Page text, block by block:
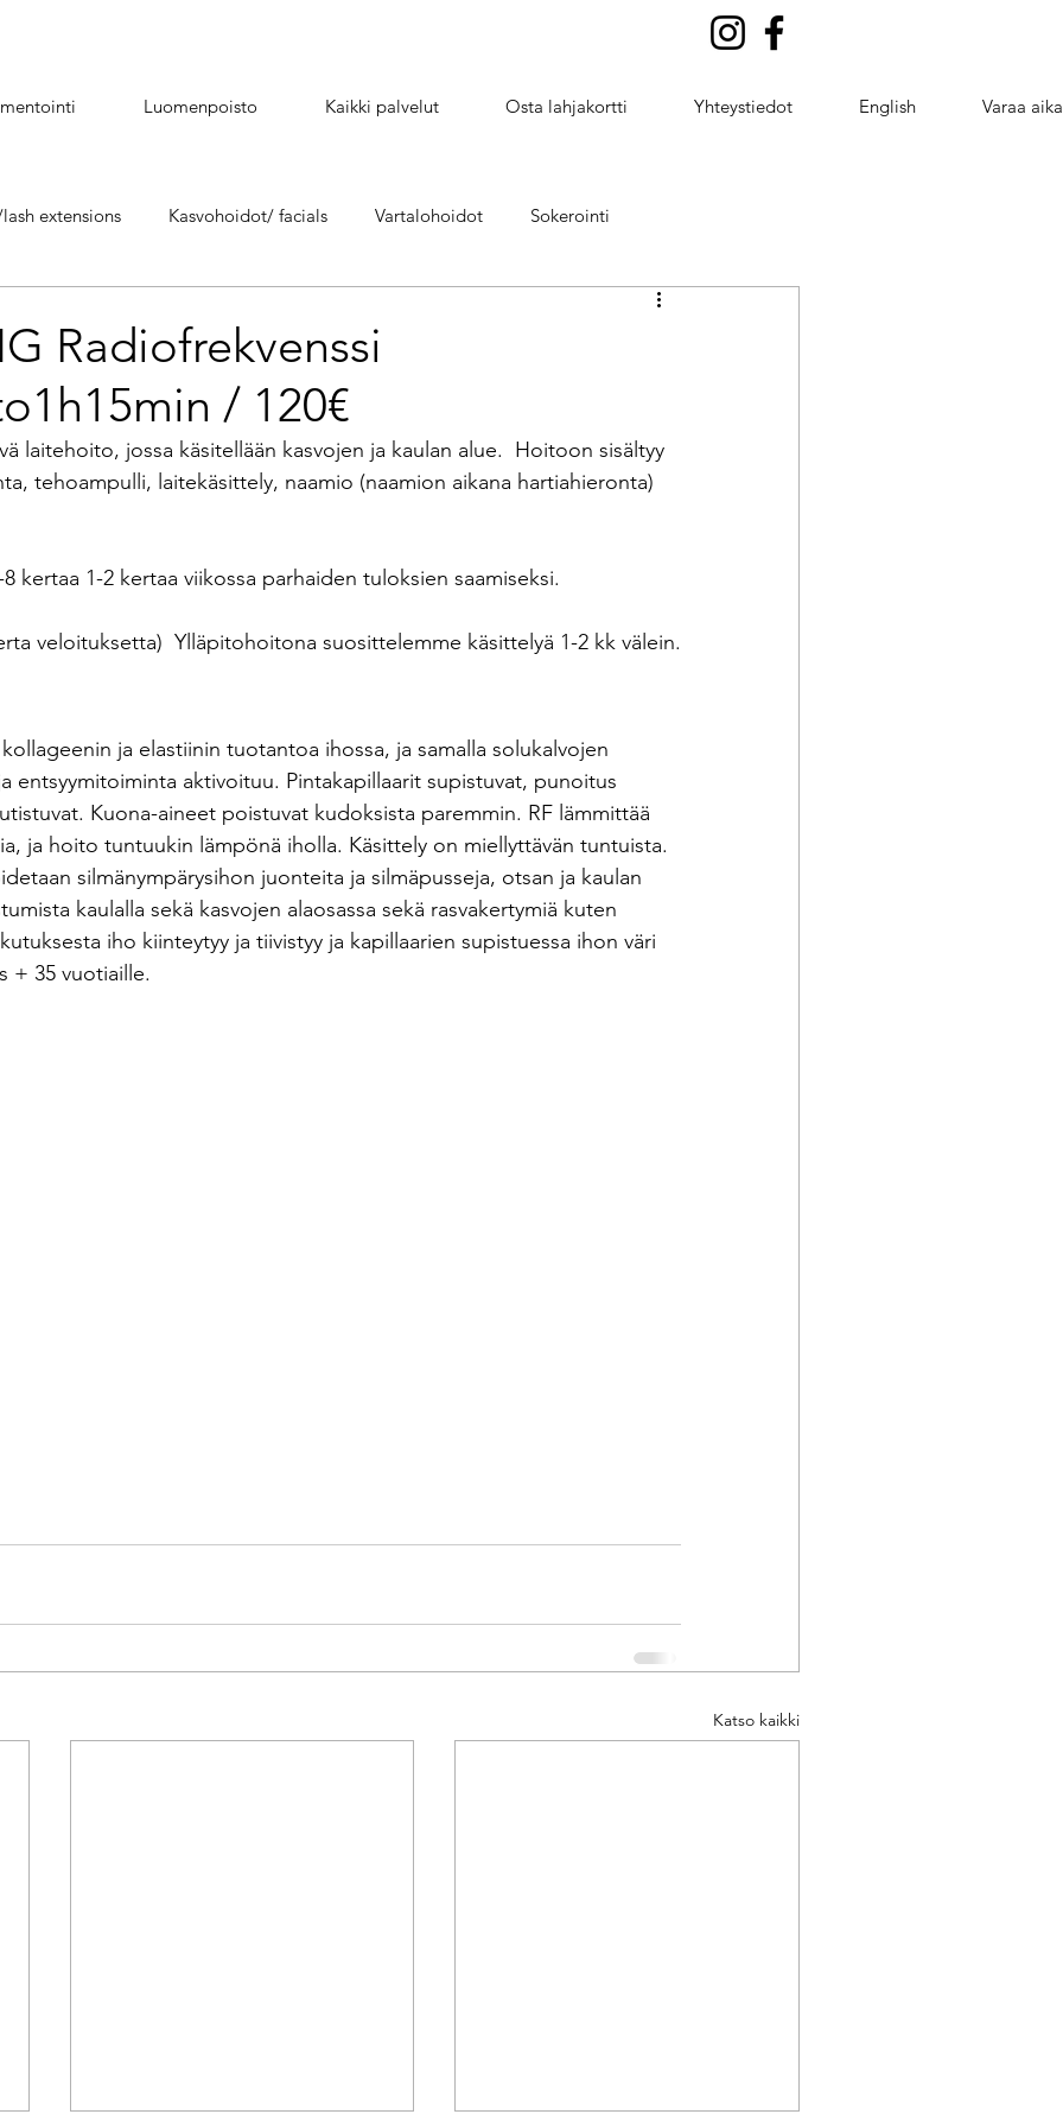
Luomenpoisto Kaikki palvelut Osta lahjakortti Yhteystiedot English Varaa aika
extensions Kasvohoidot/ facials Vartalohoidot Sokerointi
/kemiallinen kuorinta Yumi lash lift - Yumi kestotaivutus
Suihkurusketus/ Spray tan Täytehoidot
Radiofrekvenssi
/ 120€
laitehoito, jossa käsitellään kasvojen ja kaulan alue.  Hoitoon sisältyy
tehoampulli, laitekäsittely, naamio (naamion aikana hartiahieronta)
kertaa 1-2 kertaa viikossa parhaiden tuloksien saamiseksi.
veloituksetta)  Ylläpitohoitona suosittelemme käsittelyä 1-2 kk välein.
ja elastiinin tuotantoa ihossa, ja samalla solukalvojen
entsyymitoiminta aktivoituu. Pintakapillaarit supistuvat, punoitus
Kuona-aineet poistuvat kudoksista paremmin. RF lämmittää
ja hoito tuntuukin lämpönä iholla. Käsittely on miellyttävän tuntuista.
silmänympärysihon juonteita ja silmäpusseja, otsan ja kaulan
kaulalla sekä kasvojen alaosassa sekä rasvakertymiä kuten
iho kiinteytyy ja tiivistyy ja kapillaarien supistuessa ihon väri
+ 35 vuotiaille.
Katso kaikki